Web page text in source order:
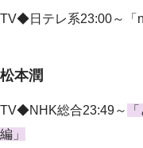
TV◆日テレ系23:00～「
松本潤
TV◆NHK総合23:49～
編」